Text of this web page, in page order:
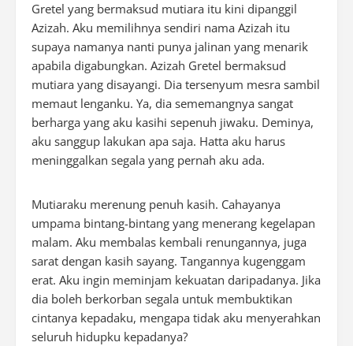
Gretel yang bermaksud mutiara itu kini dipanggil
Azizah. Aku memilihnya sendiri nama Azizah itu
supaya namanya nanti punya jalinan yang menarik
apabila digabungkan. Azizah Gretel bermaksud
mutiara yang disayangi. Dia tersenyum mesra sambil
memaut lenganku. Ya, dia sememangnya sangat
berharga yang aku kasihi sepenuh jiwaku. Deminya,
aku sanggup lakukan apa saja. Hatta aku harus
meninggalkan segala yang pernah aku ada.
Mutiaraku merenung penuh kasih. Cahayanya
umpama bintang-bintang yang menerang kegelapan
malam. Aku membalas kembali renungannya, juga
sarat dengan kasih sayang. Tangannya kugenggam
erat. Aku ingin meminjam kekuatan daripadanya. Jika
dia boleh berkorban segala untuk membuktikan
cintanya kepadaku, mengapa tidak aku menyerahkan
seluruh hidupku kepadanya?